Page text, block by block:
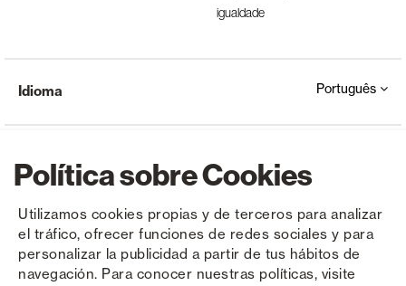
Política sobre Cookies
Utilizamos cookies propias y de terceros para analizar
el tráfico, ofrecer funciones de redes sociales y para
personalizar la publicidad a partir de tus hábitos de
navegación. Para conocer nuestras políticas, visite
igualdade
Copyright © Saxun 2023 - 2026 Política de privacidade Aviso Legal Cookies
Idioma Português